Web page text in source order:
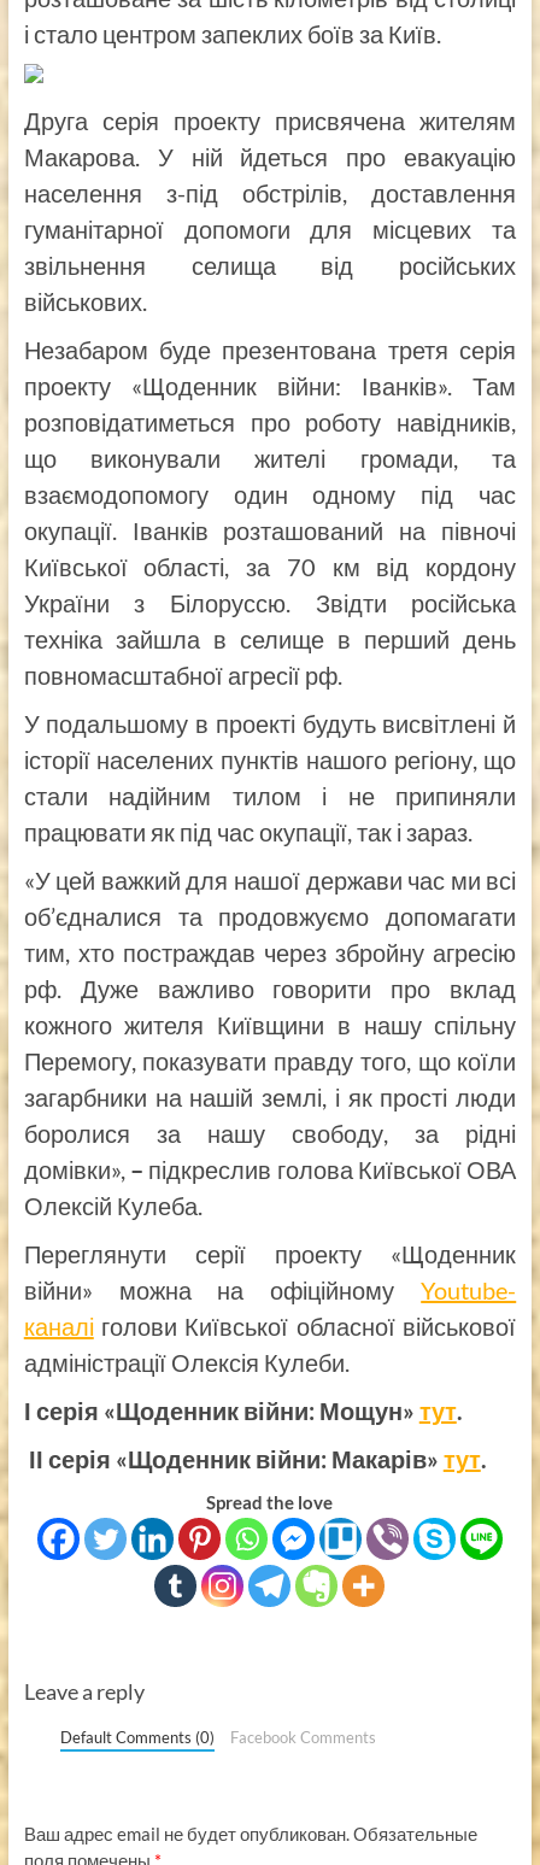
і стало центром запеклих боїв за Київ.
Друга серія проекту присвячена жителям
Макарова. У ній йдеться про евакуацію
населення з-під обстрілів, доставлення
гуманітарної допомоги для місцевих та
звільнення селища від російських
військових.
Незабаром буде презентована третя серія
проекту «Щоденник війни: Іванків». Там
розповідатиметься про роботу навідників,
що виконували жителі громади, та
взаємодопомогу один одному під час
окупації. Іванків розташований на півночі
Київської області, за 70 км від кордону
України з Білоруссю. Звідти російська
техніка зайшла в селище в перший день
повномасштабної агресії рф.
У подальшому в проекті будуть висвітлені й
історії населених пунктів нашого регіону, що
стали надійним тилом і не припиняли
працювати як під час окупації, так і зараз.
«У цей важкий для нашої держави час ми всі
об’єдналися та продовжуємо допомагати
тим, хто постраждав через збройну агресію
рф. Дуже важливо говорити про вклад
кожного жителя Київщини в нашу спільну
Перемогу, показувати правду того, що коїли
загарбники на нашій землі, і як прості люди
боролися за нашу свободу, за рідні
домівки», – підкреслив голова Київської ОВА
Олексій Кулеба.
Переглянути серії проекту «Щоденник
війни» можна на офіційномуYoutube-
каналіголови Київської обласної військової
адміністрації Олексія Кулеби.
І серія «Щоденник війни: Мощун» тут.
ІІ серія «Щоденник війни: Макарів» тут.
Spread the love
Leave a reply
Default Comments (0) Facebook Comments
Ваш адрес email не будет опубликован.Обязательные
поля помечены *